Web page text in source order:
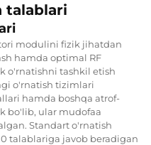
talablari
modulini fizik jihatdan
hamda optimal RF
o'rnatishni tashkil etish
o'rnatish tizimlari
hamda boshqa atrof-
bo'lib, ular mudofaa
Standart o'rnatish
talablariga javob beradigan